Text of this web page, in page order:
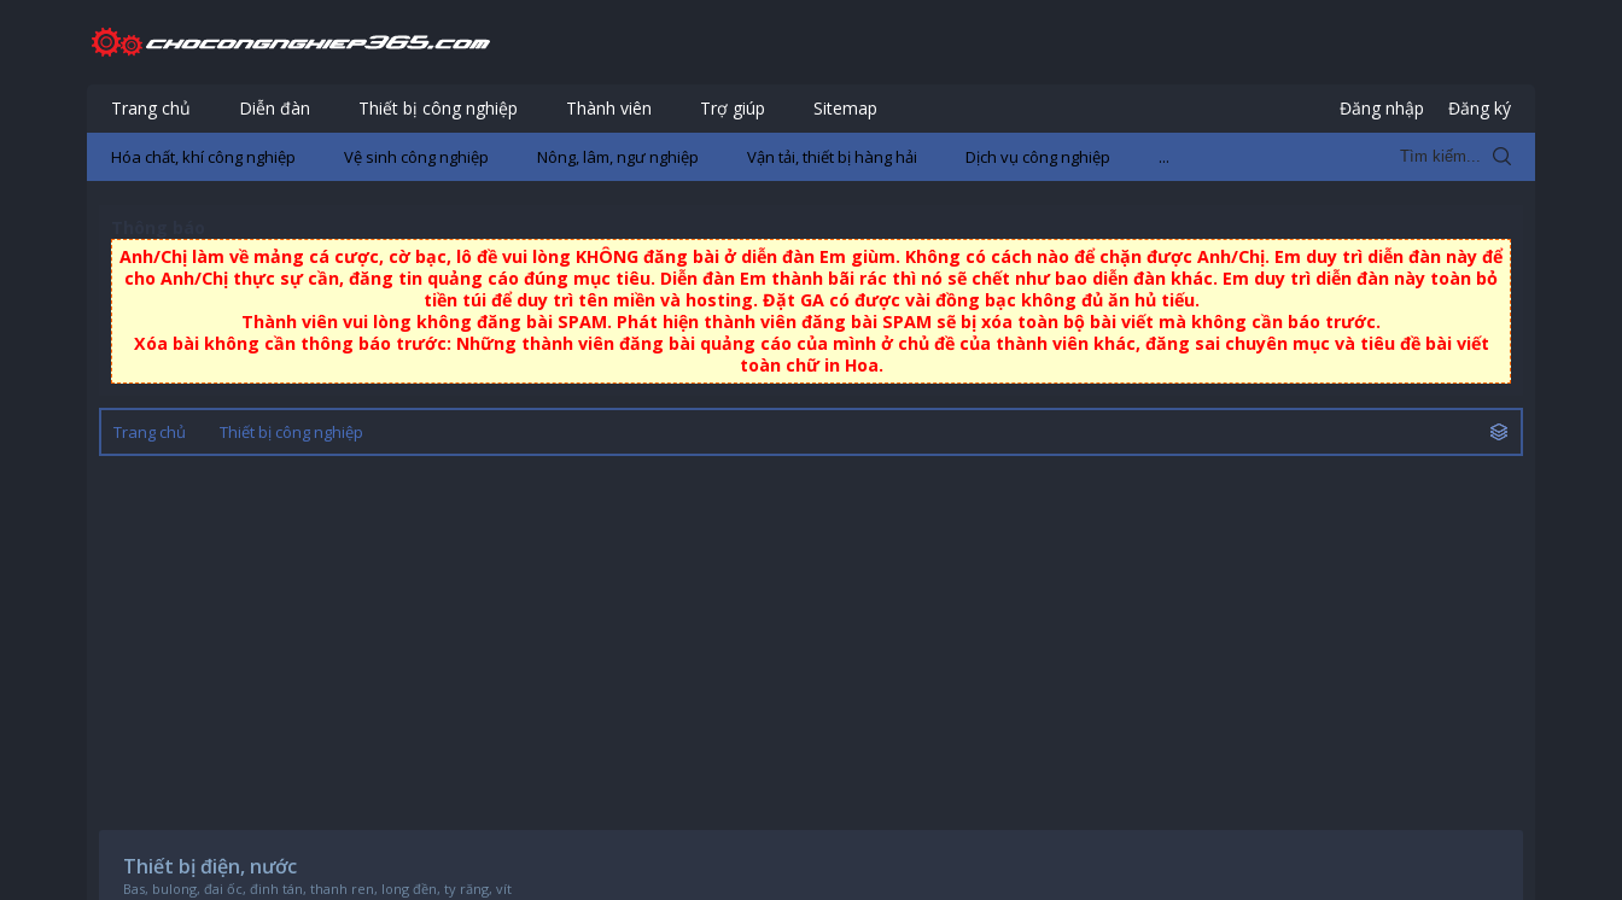
Anh/Chị làm về mảng cá cược, cờ bạc, lô đề vui lòng KHÔNG đăng bài ở diễn đàn Em giùm. Không có cách nào để chặn được Anh/Chị. Em duy trì diễn đàn này để
cho Anh/Chị thực sự cần, đăng tin quảng cáo đúng mục tiêu. Diễn đàn Em thành bãi rác thì nó sẽ chết như bao diễn đàn khác. Em duy trì diễn đàn này toàn bỏ
tiền túi để duy trì tên miền và hosting. Đặt GA có được vài đồng bạc không đủ ăn hủ tiếu.
Thành viên vui lòng không đăng bài SPAM. Phát hiện thành viên đăng bài SPAM sẽ bị xóa toàn bộ bài viết mà không cần báo trước.
Xóa bài không cần thông báo trước: Những thành viên đăng bài quảng cáo của mình ở chủ đề của thành viên khác, đăng sai chuyên mục và tiêu đề bài viết
toàn chữ in Hoa.
Trang chủ Thiết bị công nghiệp
Thiết bị điện, nước
Bas, bulong, đai ốc, đinh tán, thanh ren, long đền, ty răng, vít
Trang chủ Diễn đàn Thiết bị công nghiệp
Hóa chất, khí công nghiệp Vệ sinh công nghiệp Nông, lâm, ngư nghiệp Vận tải, thiết bị hàng hải Dịch vụ công nghiệp ...
Thành viên Trợ giúp Sitemap Đăng nhập Đăng ký